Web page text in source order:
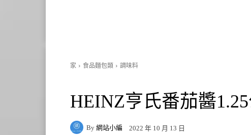
家 食品麵包類 調味料
HEINZ亨氏番茄醬
By 網站小編 2022 年 10 月 13 日